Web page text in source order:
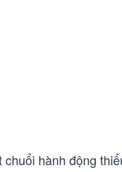
hành động